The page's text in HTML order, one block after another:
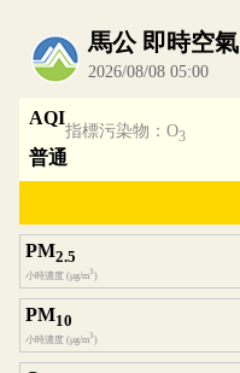
內嵌空氣品質小工